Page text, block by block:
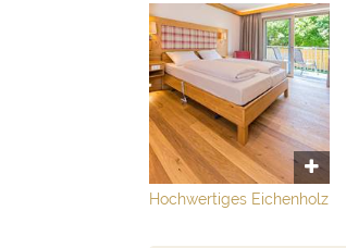
Hochwertiges Eichenholz